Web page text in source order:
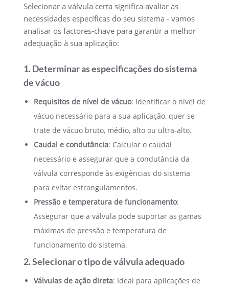
Selecionar a válvula certa significa avaliar as
necessidades específicas do seu sistema - vamos
analisar os factores-chave para garantir a melhor
adequação à sua aplicação:
1. Determinar as especificações do sistema
de vácuo
Requisitos de nível de vácuo: Identificar o nível de
vácuo necessário para a sua aplicação, quer se
trate de vácuo bruto, médio, alto ou ultra-alto.
Caudal e condutância: Calcular o caudal
necessário e assegurar que a condutância da
válvula corresponde às exigências do sistema
para evitar estrangulamentos.
Pressão e temperatura de funcionamento:
Assegurar que a válvula pode suportar as gamas
máximas de pressão e temperatura de
funcionamento do sistema.
2. Selecionar o tipo de válvula adequado
Válvulas de ação direta: Ideal para aplicações de